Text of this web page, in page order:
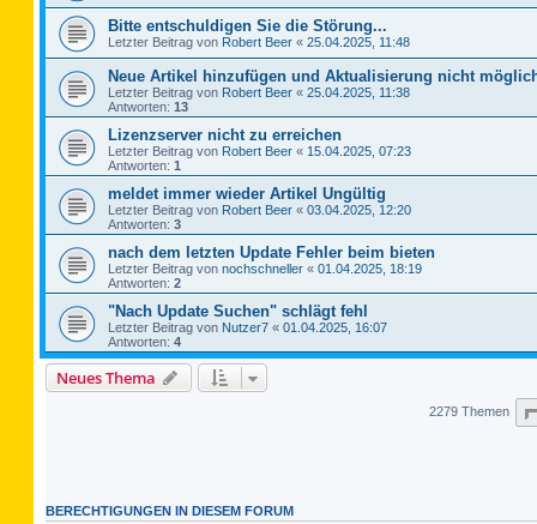
Bitte entschuldigen Sie die Störung...
Letzter Beitrag von Robert Beer « 25.04.2025, 11:48
Neue Artikel hinzufügen und Aktualisierung nicht
Letzter Beitrag von Robert Beer « 25.04.2025, 11:38
Antworten: 13
Lizenzserver nicht zu erreichen
Letzter Beitrag von Robert Beer « 15.04.2025, 07:23
Antworten: 1
meldet immer wieder Artikel Ungültig
Letzter Beitrag von Robert Beer « 03.04.2025, 12:20
Antworten: 3
nach dem letzten Update Fehler beim bieten
Letzter Beitrag von nochschneller « 01.04.2025, 18:19
Antworten: 2
"Nach Update Suchen" schlägt fehl
Letzter Beitrag von Nutzer7 « 01.04.2025, 16:07
Antworten: 4
Neues Thema
2279 Themen
BERECHTIGUNGEN IN DIESEM FORUM